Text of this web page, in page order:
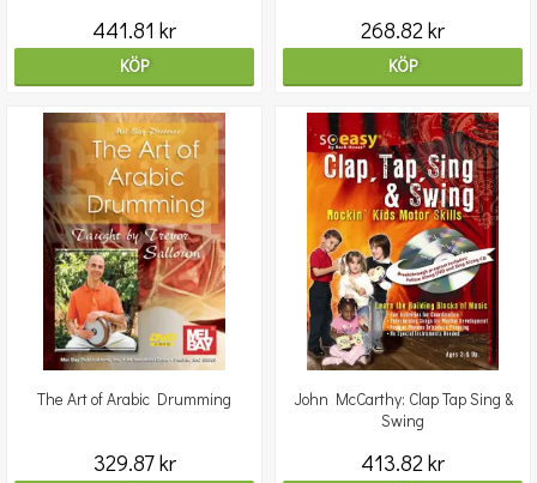
441.81 kr
KÖP
268.82 kr
KÖP
The Art of Arabic Drumming
329.87 kr
John McCarthy: Clap Tap Sing &
Swing
413.82 kr